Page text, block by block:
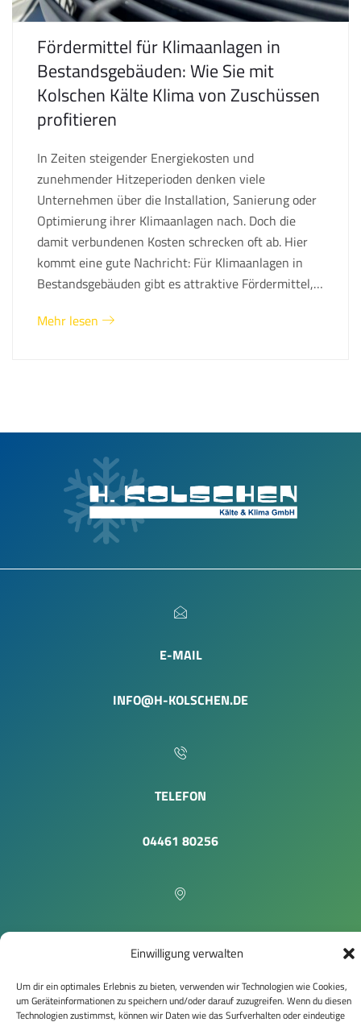
Einwilligung verwalten
Um dir ein optimales Erlebnis zu bieten, verwenden wir Technologien wie Cookies,
um Geräteinformationen zu speichern und/oder darauf zuzugreifen. Wenn du diesen
Technologien zustimmst, können wir Daten wie das Surfverhalten oder eindeutige
Fördermittel für Klimaanlagen in
Bestandsgebäuden: Wie Sie mit
Kolschen Kälte Klima von Zuschüssen
profitieren
In Zeiten steigender Energiekosten und
zunehmender Hitzeperioden denken viele
Unternehmen über die Installation, Sanierung oder
Optimierung ihrer Klimaanlagen nach. Doch die
damit verbundenen Kosten schrecken oft ab. Hier
kommt eine gute Nachricht: Für Klimaanlagen in
Bestandsgebäuden gibt es attraktive Fördermittel,…
Mehr lesen
E-MAIL
INFO@H-KOLSCHEN.DE
TELEFON
04461 80256
HIER FINDEN SIE UNS
ZUR KARTE